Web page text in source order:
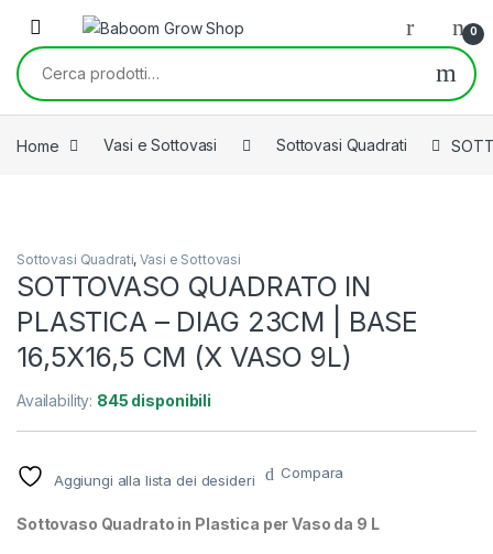
Skip to navigation
Skip to content
0
Cerca:
Home Vasi e Sottovasi Sottovasi Quadrati
Sottovasi Quadrati,Vasi e Sottovasi
SOTTOVASO QUADRATO IN
PLASTICA – DIAG 23CM | BASE
16,5X16,5 CM (X VASO 9L)
Availability: 845 disponibili
Aggiungi alla lista dei desideri Compara
Sottovaso Quadrato in Plastica per Vaso da 9 L